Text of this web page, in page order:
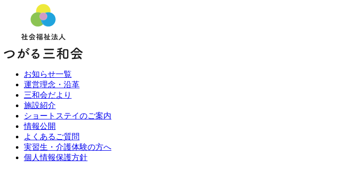
お知らせ一覧
運営理念・沿革
三和会だより
施設紹介
ショートステイのご案内
情報公開
よくあるご質問
実習生・介護体験の方へ
個人情報保護方針